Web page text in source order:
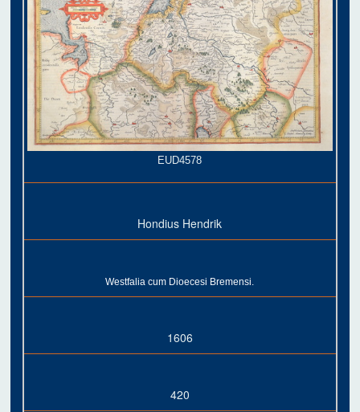
EUD4578
Hondius Hendrik
Westfalia cum Dioecesi Bremensi.
1606
420